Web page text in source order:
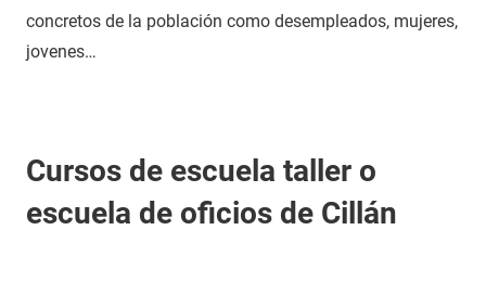
concretos de la población como desempleados, mujeres,
jovenes…
Cursos de escuela taller o
escuela de oficios de Cillán